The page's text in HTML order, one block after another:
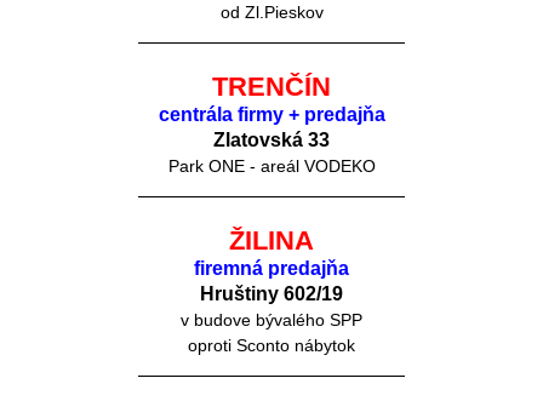
od Zl.Pieskov
TRENČÍN
centrála firmy + predajňa
Zlatovská 33
Park ONE - areál VODEKO
ŽILINA
firemná predajňa
Hruštiny 602/19
v budove bývalého SPP
oproti Sconto nábytok